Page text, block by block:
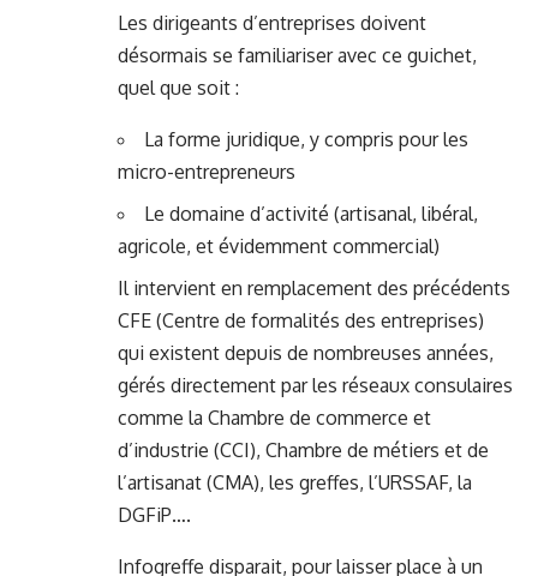
Les dirigeants d’entreprises doivent
désormais se familiariser avec ce guichet,
quel que soit :
La forme juridique, y compris pour les
micro-entrepreneurs
Le domaine d’activité (artisanal, libéral,
agricole, et évidemment commercial)
Il intervient en remplacement des précédents
CFE (Centre de formalités des entreprises)
qui existent depuis de nombreuses années,
gérés directement par les réseaux consulaires
comme la Chambre de commerce et
d’industrie (CCI), Chambre de métiers et de
l’artisanat (CMA), les greffes, l’URSSAF, la
DGFiP….
Infogreffe disparait, pour laisser place à un